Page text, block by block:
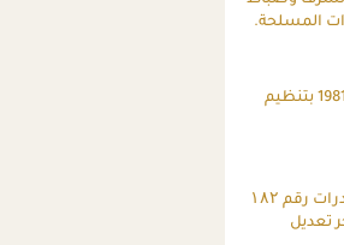
المسلحة.
قانون رقم 51 لسنة 1981 بتنظيم
قانون مكافحة المخدرات رقم ۱۸۲